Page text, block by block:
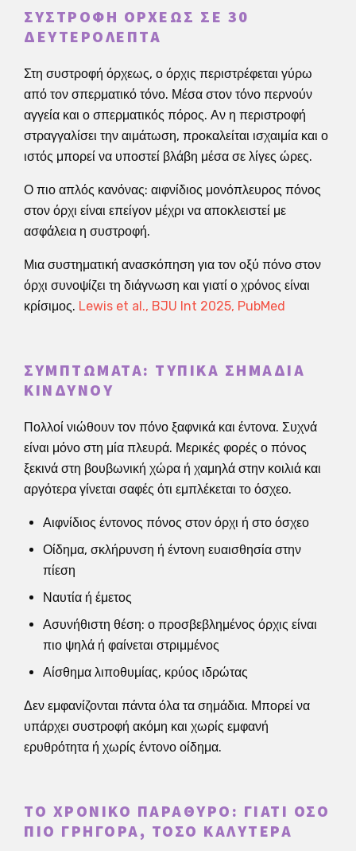
ΣΥΣΤΡΟΦΉ ΌΡΧΕΩΣ ΣΕ 30
ΔΕΥΤΕΡΌΛΕΠΤΑ
Στη συστροφή όρχεως, ο όρχις περιστρέφεται γύρω
από τον σπερματικό τόνο. Μέσα στον τόνο περνούν
αγγεία και ο σπερματικός πόρος. Αν η περιστροφή
στραγγαλίσει την αιμάτωση, προκαλείται ισχαιμία και ο
ιστός μπορεί να υποστεί βλάβη μέσα σε λίγες ώρες.
Ο πιο απλός κανόνας: αιφνίδιος μονόπλευρος πόνος
στον όρχι είναι επείγον μέχρι να αποκλειστεί με
ασφάλεια η συστροφή.
Μια συστηματική ανασκόπηση για τον οξύ πόνο στον
όρχι συνοψίζει τη διάγνωση και γιατί ο χρόνος είναι
κρίσιμος. Lewis et al., BJU Int 2025, PubMed
ΣΥΜΠΤΏΜΑΤΑ: ΤΥΠΙΚΆ ΣΗΜΆΔΙΑ
ΚΙΝΔΎΝΟΥ
Πολλοί νιώθουν τον πόνο ξαφνικά και έντονα. Συχνά
είναι μόνο στη μία πλευρά. Μερικές φορές ο πόνος
ξεκινά στη βουβωνική χώρα ή χαμηλά στην κοιλιά και
αργότερα γίνεται σαφές ότι εμπλέκεται το όσχεο.
Αιφνίδιος έντονος πόνος στον όρχι ή στο όσχεο
Οίδημα, σκλήρυνση ή έντονη ευαισθησία στην
πίεση
Ναυτία ή έμετος
Ασυνήθιστη θέση: ο προσβεβλημένος όρχις είναι
πιο ψηλά ή φαίνεται στριμμένος
Αίσθημα λιποθυμίας, κρύος ιδρώτας
Δεν εμφανίζονται πάντα όλα τα σημάδια. Μπορεί να
υπάρχει συστροφή ακόμη και χωρίς εμφανή
ερυθρότητα ή χωρίς έντονο οίδημα.
ΤΟ ΧΡΟΝΙΚΌ ΠΑΡΆΘΥΡΟ: ΓΙΑΤΊ ΌΣΟ
ΠΙΟ ΓΡΉΓΟΡΑ, ΤΌΣΟ ΚΑΛΎΤΕΡΑ